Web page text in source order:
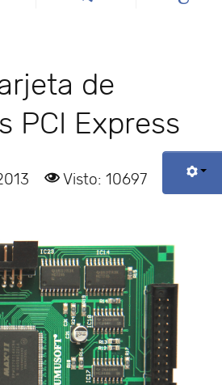
de
PCI Express
Visto: 10697